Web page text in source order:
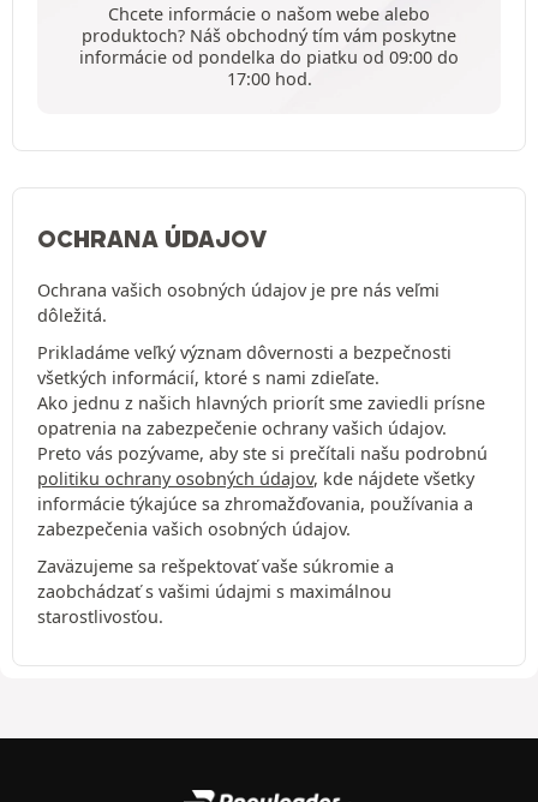
Chcete informácie o našom webe alebo
produktoch? Náš obchodný tím vám poskytne
informácie od pondelka do piatku od 09:00 do
17:00 hod.
OCHRANA ÚDAJOV
Ochrana vašich osobných údajov je pre nás veľmi
dôležitá.
Prikladáme veľký význam dôvernosti a bezpečnosti
všetkých informácií, ktoré s nami zdieľate.
Ako jednu z našich hlavných priorít sme zaviedli prísne
opatrenia na zabezpečenie ochrany vašich údajov.
Preto vás pozývame, aby ste si prečítali našu podrobnú
politiku ochrany osobných údajov, kde nájdete všetky
informácie týkajúce sa zhromažďovania, používania a
zabezpečenia vašich osobných údajov.
Zaväzujeme sa rešpektovať vaše súkromie a
zaobchádzať s vašimi údajmi s maximálnou
starostlivosťou.